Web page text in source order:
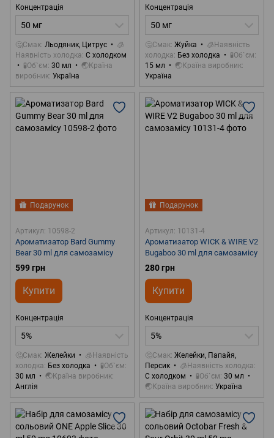
Концентрація
50 мг
🤔Смак Льодяник, Цитрус
🧊
Наявність холодка С холодком
🧪Об`єм 30 мл
🌏Країна
виробник Україна
Концентрація
50 мг
🤔Смак Жуйка
🧊Наявність
холодка Без холодка
🧪Об`єм
15 мл
🌏Країна виробник
Україна
Подарунок
Артикул: 10598-2
Ароматизатор Bard Gummy
Bear 30 ml для самозамісу
599 грн
Купити
Концентрація
5%
🤔Смак Желейки
🧊Наявність
холодка Без холодка
🧪Об`єм
30 мл
🌏Країна виробник
Англія
Подарунок
Артикул: 10131-4
Ароматизатор WICK & WIRE V2
Bugaboo 30 ml для самозамісу
280 грн
Купити
Концентрація
5%
🤔Смак Желейки, Папайя,
Персик
🧊Наявність холодка
С холодком
🧪Об`єм 30 мл
🌏Країна виробник Україна